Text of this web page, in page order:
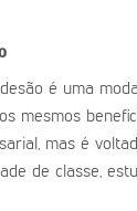
é uma
mesmos
mas é
de classe,